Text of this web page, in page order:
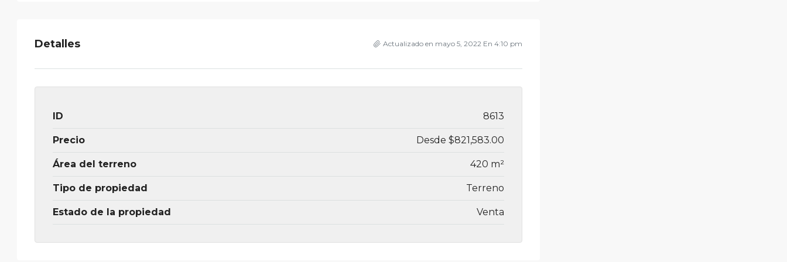
Detalles Actualizado en mayo 5, 2022 En 4:10 pm
ID 8613
Precio Desde $821,583.00
Área del terreno 420 m²
Tipo de propiedad Terreno
Estado de la propiedad Venta